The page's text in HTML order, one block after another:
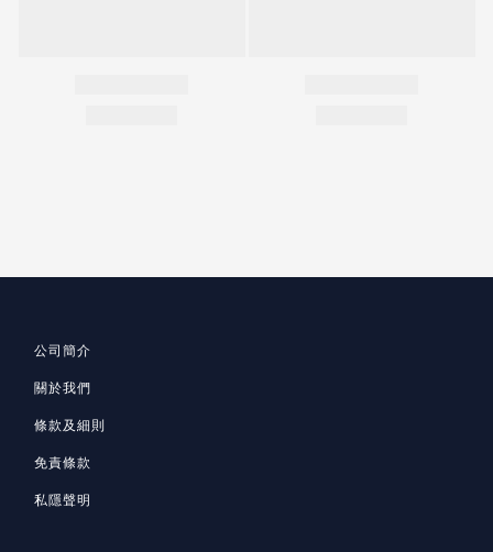
公司簡介
關於我們
條款及細則
免責條款
私隱聲明